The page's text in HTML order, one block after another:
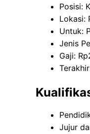
Posisi:
Lokasi:
Untuk:
Jenis
Gaji: Rp
Jujur